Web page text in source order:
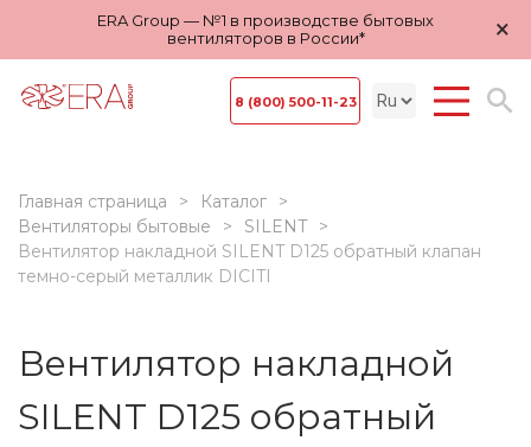
ERA Group — №1 в производстве бытовых
вентиляторов в России*
×
8 (800) 500-11-23
Главная страница
Каталог
Вентиляторы бытовые
SILENT
Вентилятор накладной SILENT D125 обратный клапан
темно-серый металлик DICITI
Вентилятор накладной
SILENT D125 обратный